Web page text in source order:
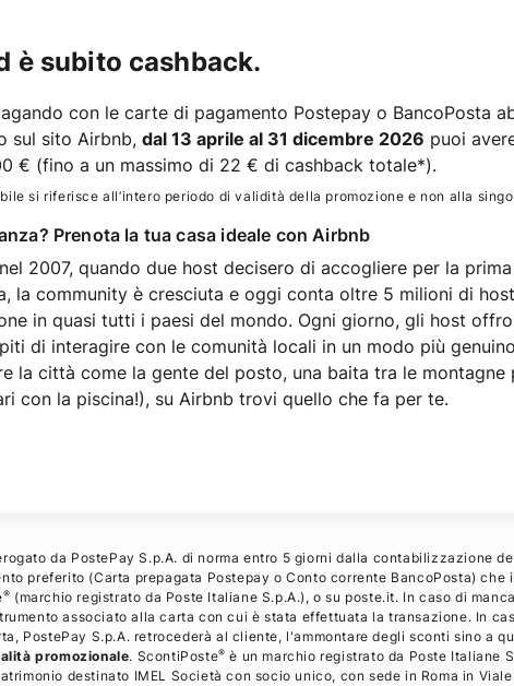
è subito cashback.
con le carte di pagamento Postepay o BancoPosta
sul sito Airbnb, dal 13 aprile al 31 dicembre 2026 puoi
€ (fino a un massimo di 22 € di cashback totale*).
si riferisce all’intero periodo di validità della promozione e non alla
Prenota la tua casa ideale con Airbnb
2007, quando due host decisero di accogliere per la
la community è cresciuta e oggi conta oltre 5 milioni di
in quasi tutti i paesi del mondo. Ogni giorno, gli host
di interagire con le comunità locali in un modo più
la città come la gente del posto, una baita tra le montagne
con la piscina!), su Airbnb trovi quello che fa per te.
da PostePay S.p.A. di norma entro 5 giorni dalla contabilizzazione
preferito (Carta prepagata Postepay o Conto corrente BancoPosta)
® (marchio registrato da Poste Italiane S.p.A.), o su poste.it. In caso di
associato alla carta con cui è stata effettuata la transazione. In
PostePay S.p.A. retrocederà al cliente, l'ammontare degli sconti sino a
promozionale. ScontiPoste® è un marchio registrato da Poste Italiane
destinato IMEL Società con socio unico, con sede in Roma in